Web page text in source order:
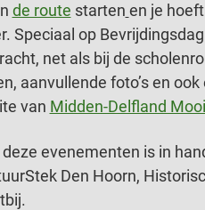
de route starten en je
Speciaal op
net als bij de
aanvullende foto’s en
van Midden-Delfland
evenementen is in
Den Hoorn,